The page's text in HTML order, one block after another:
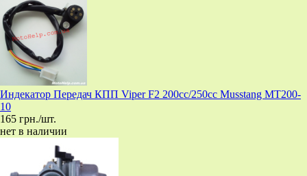
Индекатор Передач КПП Viper F2 200сс/250cc Musstang MT200-
10
165 грн./шт.
нет в наличии